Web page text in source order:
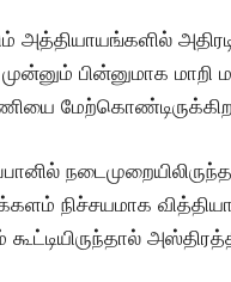
அத்தியாயங்களில்
முன்னும் பின்னுமாக
நிச்சயமாக